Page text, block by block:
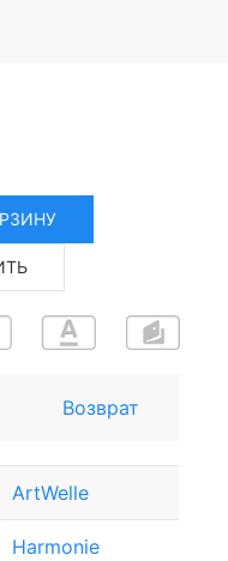
Возврат
ArtWelle
Harmonie